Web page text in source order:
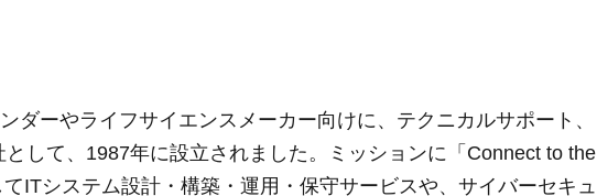
ダーやライフサイエンスメーカー向けに、テクニカルサポート
して、1987年に設立されました。ミッションに「Connect to the
ITシステム設計・構築・運用・保守サービスや、サイバーセキ